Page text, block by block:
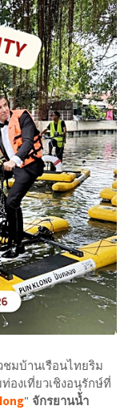
มบ้านเรือนไทยริม
องเที่ยวเชิงอนุรักษ์ที่
" จักรยานน้ำ